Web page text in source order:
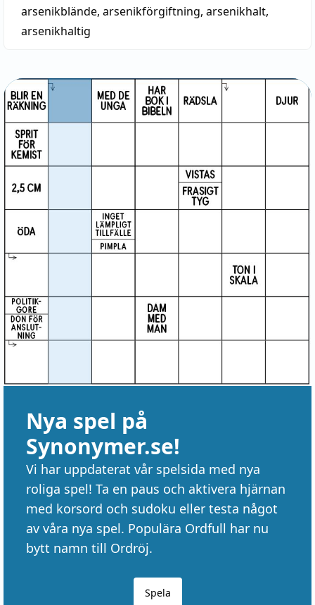
arsenikblände, arsenikförgiftning, arsenikhalt,
arsenikhaltig
Nya spel på
Synonymer.se!
Vi har uppdaterat vår spelsida med nya
roliga spel! Ta en paus och aktivera hjärnan
med korsord och sudoku eller testa något
av våra nya spel. Populära Ordfull har nu
bytt namn till Ordröj.
Spela